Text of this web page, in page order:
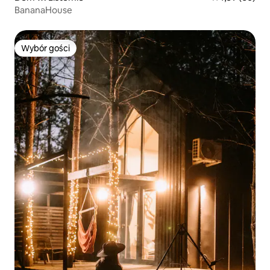
BananaHouse
Wybór gości
Wybór gości